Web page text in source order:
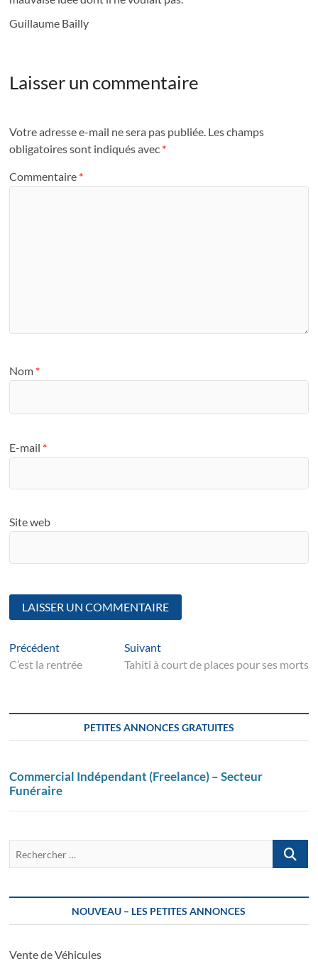
Guillaume Bailly
Laisser un commentaire
Votre adresse e-mail ne sera pas publiée. Les champs
obligatoires sont indiqués avec *
Commentaire *
Nom *
E-mail *
Site web
Navigation
de
PrécédentArticle
suivant
C’est la rentrée
SuivantSuivant
post:
Tahiti à court de places pour ses morts
PETITES ANNONCES GRATUITES
Commercial Indépendant (Freelance) – Secteur
Funéraire
…
NOUVEAU – LES PETITES ANNONCES
Vente de Véhicules